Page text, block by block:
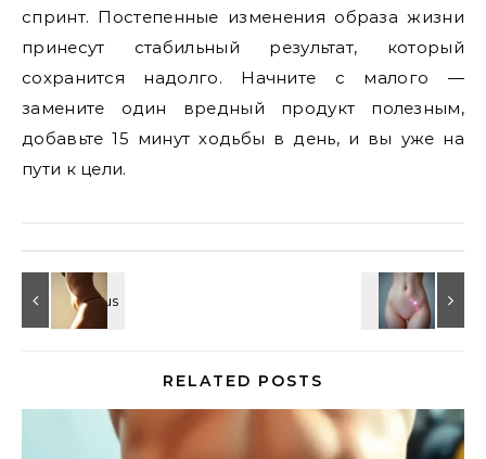
спринт. Постепенные изменения образа жизни
принесут стабильный результат, который
сохранится надолго. Начните с малого —
замените один вредный продукт полезным,
добавьте 15 минут ходьбы в день, и вы уже на
пути к цели.
RELATED POSTS